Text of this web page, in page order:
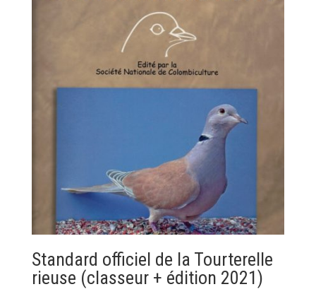
40.00 €
Standard officiel de la Tourterelle
rieuse (classeur + édition 2021)